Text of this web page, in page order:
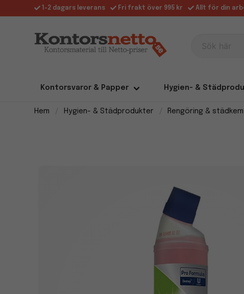
1-2 dagars leverans Fri frakt över 995 kr Allt för din
Kontorsvaror & Papper Hygien- &
Hem Hygien- & Städprodukter Rengöring & städkem